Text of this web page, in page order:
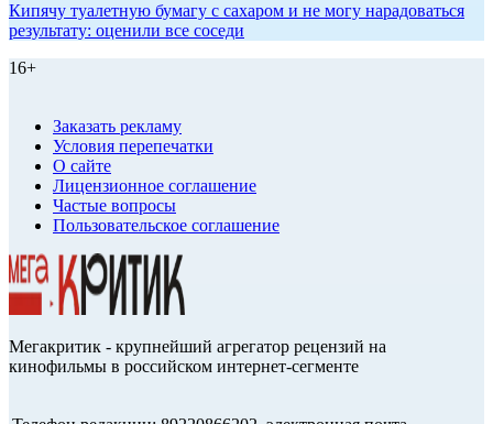
Кипячу туалетную бумагу с сахаром и не могу нарадоваться
результату: оценили все соседи
16+
Заказать рекламу
Условия перепечатки
О сайте
Лицензионное соглашение
Частые вопросы
Пользовательское соглашение
Мегакритик - крупнейший агрегатор рецензий на
кинофильмы в российском интернет-сегменте